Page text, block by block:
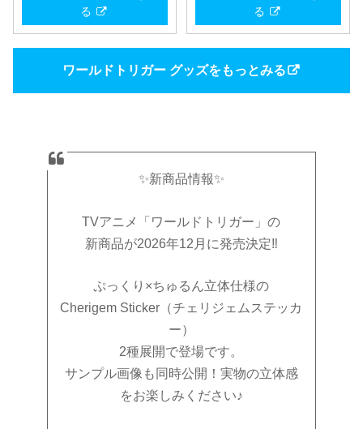
る
る
ワールドトリガー グッズをもっとみる
✨新商品情報✨
TVアニメ「ワールドトリガー」の
新商品が2026年12月に発売決定‼️
ぷっくり×ちゅるん立体仕様の
Cherigem Sticker（チェリジェムステッカ
ー）
2種展開で登場です。
サンプル画像も同時公開！実物の立体感
をお楽しみください♪